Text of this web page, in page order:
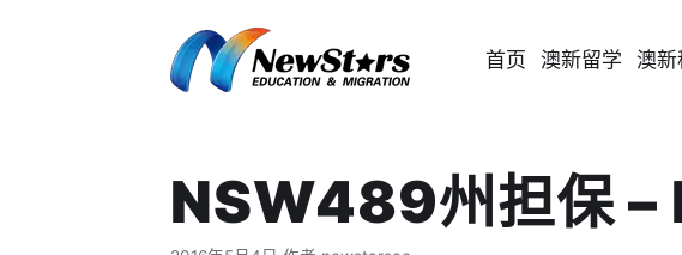
首页 澳新留学 澳新
NSW489州担保